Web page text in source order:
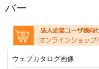
バー
ウェブカタログ画像